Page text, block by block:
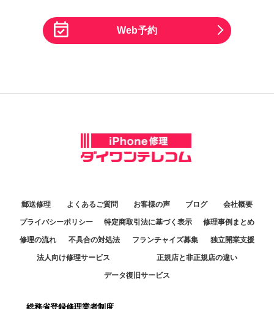
Web予約
郵送修理 よくあるご質問 お客様の声 ブログ 会社概要
プライバシーポリシー 特定商取引法に基づく表示 修理事例まとめ
修理の流れ 不具合の対処法 フランチャイズ募集 独立開業支援
法人向け修理サービス 正規店と非正規店の違い
データ復旧サービス
総務省登録修理業者制度